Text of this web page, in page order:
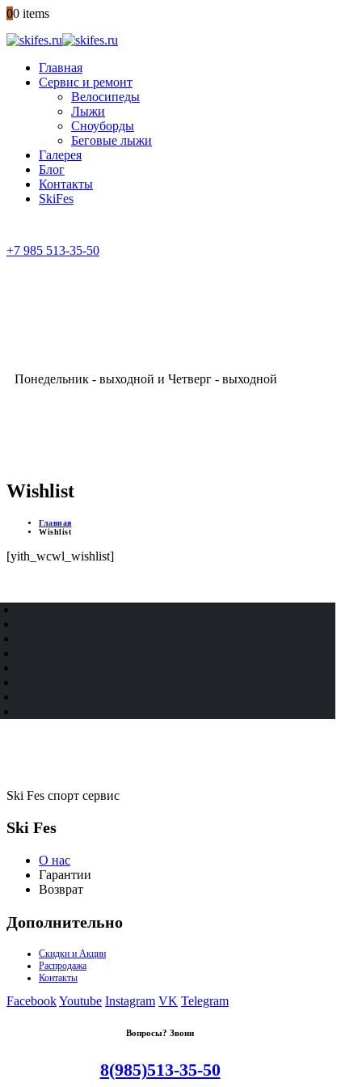
00 items
Главная
Сервис и ремонт
Велосипеды
Лыжи
Сноуборды
Беговые лыжи
Галерея
Блог
Контакты
SkiFes
+7 985 513-35-50
Понедельник - выходной и Четверг - выходной
Wishlist
Главная
Wishlist
[yith_wcwl_wishlist]
Ski Fes спорт сервис
Ski Fes
О нас
Гарантии
Возврат
Дополнительно
Скидки и Акции
Распродажа
Контакты
FacebookYoutube Instagram VK Telegram
Вопросы? Звони
8(985)513-35-50